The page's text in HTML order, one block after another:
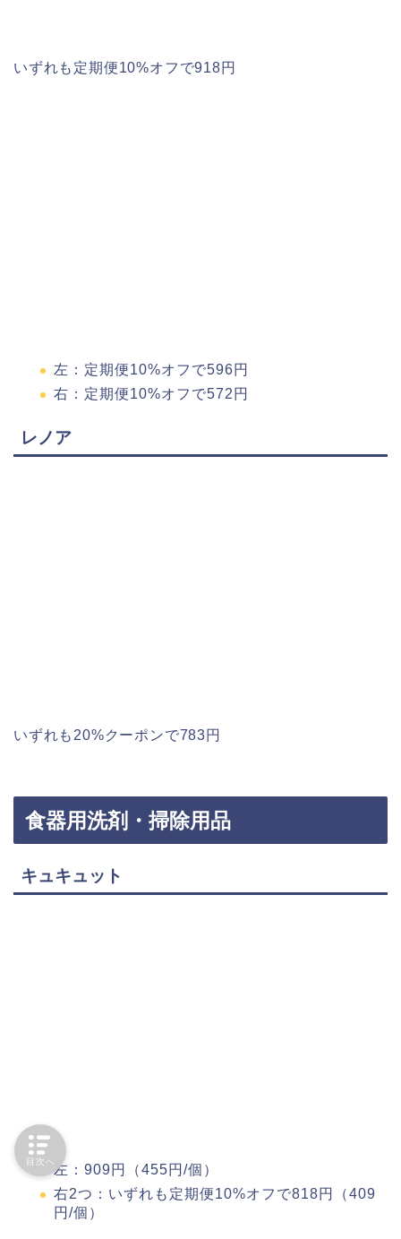
いずれも定期便10%オフで918円
左：定期便10%オフで596円
右：定期便10%オフで572円
レノア
いずれも20%クーポンで783円
食器用洗剤・掃除用品
キュキュット
左：909円（455円/個）
右2つ：いずれも定期便10%オフで818円（409
円/個）
目次へ